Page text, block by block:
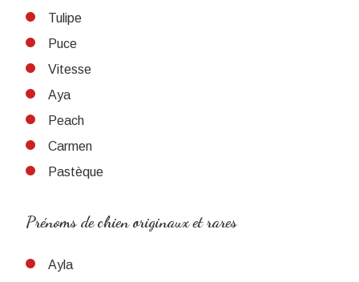
Tulipe
Puce
Vitesse
Aya
Peach
Carmen
Pastèque
Prénoms de chien originaux et rares
Ayla